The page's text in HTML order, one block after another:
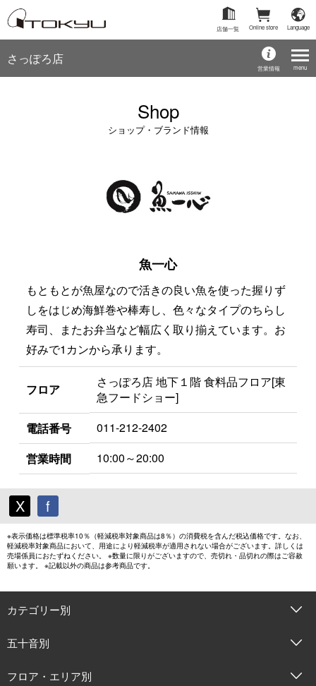
Language
Online store
店舗一覧
さっぽろ店
営業情報
Shop
ショップ・ブランド情報
魚一心
もともとが魚屋なので活きの良い魚を使った握りず
しをはじめ海鮮巻や棒寿し、色々なタイプのちらし
寿司、またお弁当など幅広く取り揃えています。お
好みで1カンから承ります。
フロア
さっぽろ店 地下１階 食料品フロア[東
急フードショー]
電話番号
011-212-2402
営業時間
10:00～20:00
X f
※表示価格は標準税率10％（軽減税率対象商品は8％）の消費税を含んだ税込価格です。なお、
軽減税率対象商品において、用途により軽減税率が適用されない場合がございます。詳しくは
売場係員におたずねください。 ※数量に限りがございますので、売切れ・品切れの際はご容赦
願います。 ※記載以外の商品は参考商品です。
カテゴリー別
五十音別
フロア・エリア別
menu